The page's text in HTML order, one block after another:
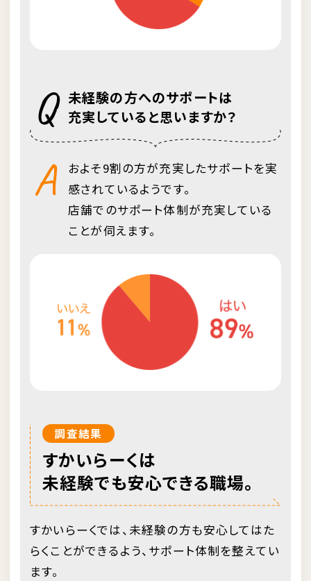
Q 未経験の方へのサポートは
充実していると思いますか？
A
およそ9割の方が充実したサポートを実
感されているようです。
店舗でのサポート体制が充実している
ことが伺えます。
調査結果
すかいらーくは
未経験でも安心できる職場。
すかいらーくでは、未経験の方も安心してはた
らくことができるよう、サポート体制を整えてい
ます。